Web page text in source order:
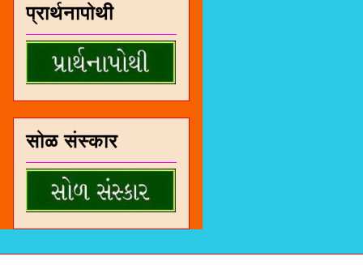
प्रार्थनापोथी
सोळ संस्कार